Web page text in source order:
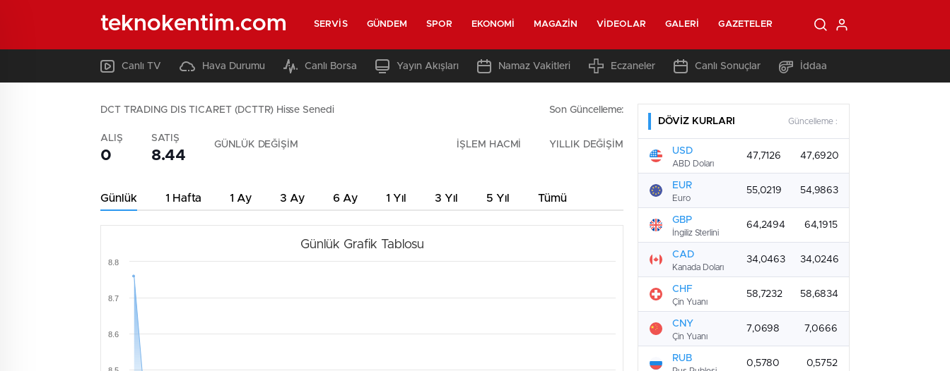
teknokentim.com SERVIS GÜNDEM SPOR EKONOMI MAGAZIN VIDEOLAR GALERI GAZETELER
Canlı TV Hava Durumu Canlı Borsa Yayın Akışları Namaz Vakitleri Eczaneler Canlı Sonuçlar İddaa
DCT TRADING DIS TICARET (DCTTR) Hisse Senedi Son Güncelleme:
ALIŞ
0
SATIŞ
8.44
GÜNLÜK DEĞİŞİM İŞLEM HACMİ YILLIK DEĞİŞİM
Günlük 1 Hafta 1 Ay 3 Ay 6 Ay 1 Yıl 3 Yıl 5 Yıl Tümü
Günlük Grafik Tablosu
8.6
8.7
8.8
DÖVİZ KURLARI Güncelleme :
USD
ABD Doları
47,7126 47,6920
EUR
Euro
55,0219 54,9863
GBP
İngiliz Sterlini
64,2494 64,1915
CAD
Kanada Doları
34,0463 34,0246
CHF
Çin Yuanı
58,7232 58,6834
CNY
Çin Yuanı
7,0698 7,0666
RUB
0,5780 0,5752